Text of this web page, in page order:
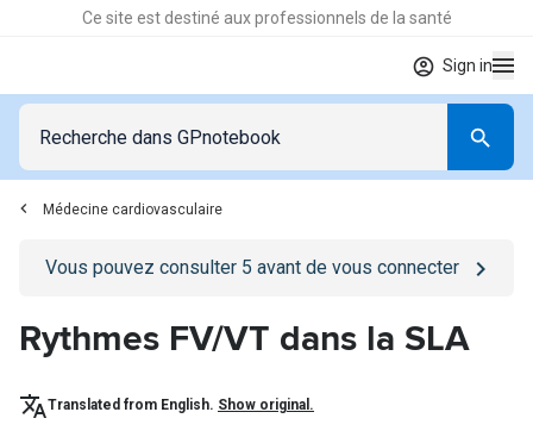
Ce site est destiné aux professionnels de la santé
Sign in
Médecine cardiovasculaire
Go to/se-connecterpage
Vous pouvez consulter 5 avant de vous connecter
Rythmes FV/VT dans la SLA
Translated from English. Show original.